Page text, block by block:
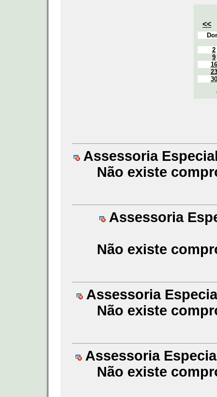
<<
2
9
16
23
30
Assessoria
Não existe
Assessoria
Não existe
Assessoria
Não existe
Assessoria
Não existe